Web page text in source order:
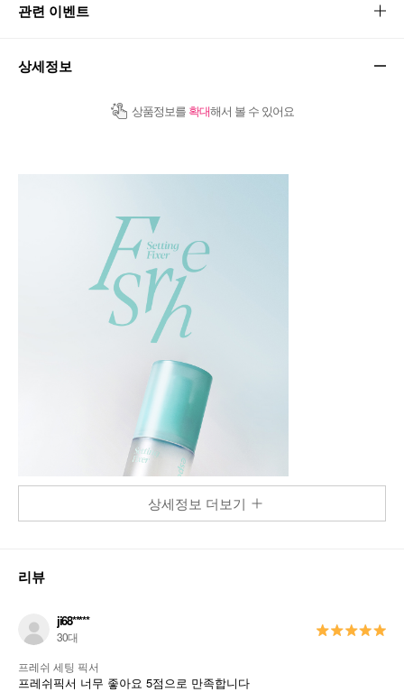
관련 이벤트
상세정보
상품정보를 확대해서 볼 수 있어요
상세정보 더보기
리뷰
ji68*****
30대
프레쉬 세팅 픽서
프레쉬픽서 너무 좋아요 5점으로 만족합니다